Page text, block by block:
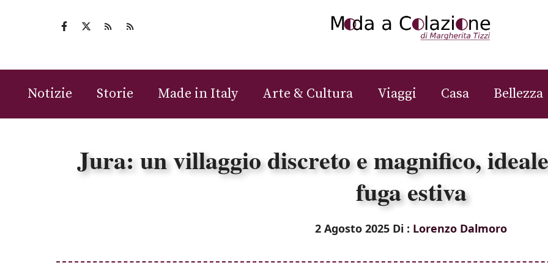
Notizie Storie Made in Italy Arte & Cultura Viaggi Casa Bellezza
Jura: un villaggio discreto e magnifico,
fuga estiva
2 Agosto 2025 Di : Lorenzo Dalmoro